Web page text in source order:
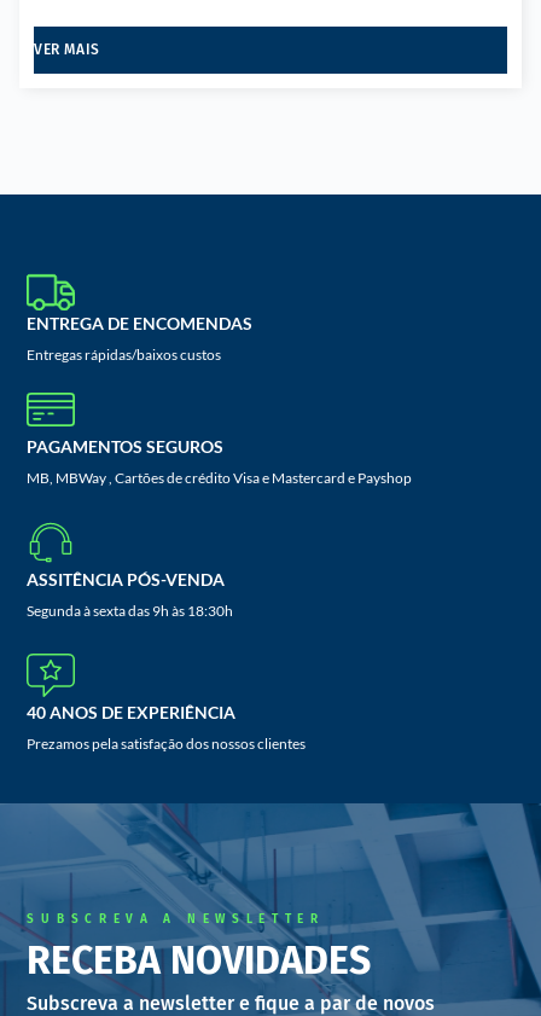
VER MAIS
ENTREGA DE ENCOMENDAS
Entregas rápidas/baixos custos
PAGAMENTOS SEGUROS
MB, MBWay , Cartões de crédito Visa e Mastercard e Payshop
ASSITÊNCIA PÓS-VENDA
Segunda à sexta das 9h às 18:30h
40 ANOS DE EXPERIÊNCIA
Prezamos pela satisfação dos nossos clientes
SUBSCREVA A NEWSLETTER
RECEBA NOVIDADES
Subscreva a newsletter e fique a par de novos